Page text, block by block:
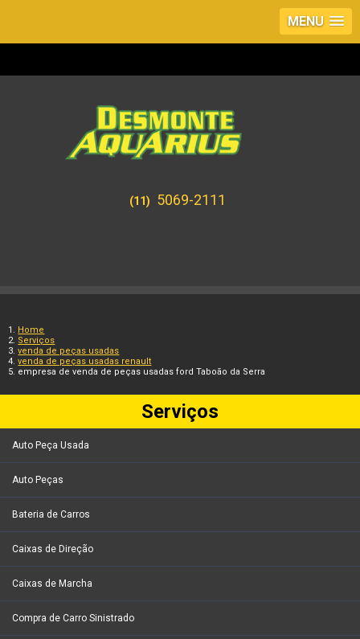
MENU
(11) 5069-2111
Home
Serviços
venda de peças usadas
venda de peças usadas renault
empresa de venda de peças usadas ford Taboão da Serra
Serviços
Auto Peça Usada
Auto Peças
Bateria de Carros
Caixas de Direção
Caixas de Marcha
Compra de Carro Sinistrado